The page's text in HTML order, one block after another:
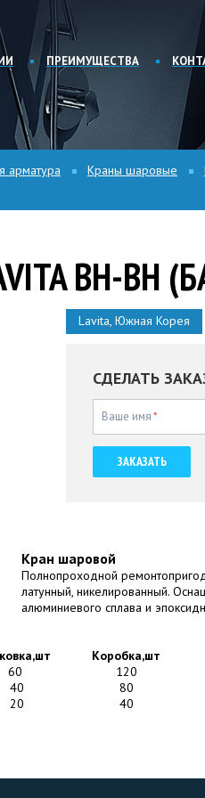
ПРЕИМУЩЕСТВА
арматура Краны шаровые
ВН-ВН
Lavita, Южная Корея
СДЕЛАТЬ
Ваше имя*
ЗАКАЗАТЬ
Кран шаровой
Полнопроходной
латунный, никелированный.
алюминиевого сплава и
Коробка,шт
60
120
40
80
20 40